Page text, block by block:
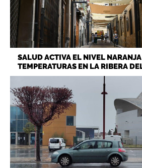
SALUD ACTIVA EL NIVEL NARANJA
TEMPERATURAS EN LA RIBERA